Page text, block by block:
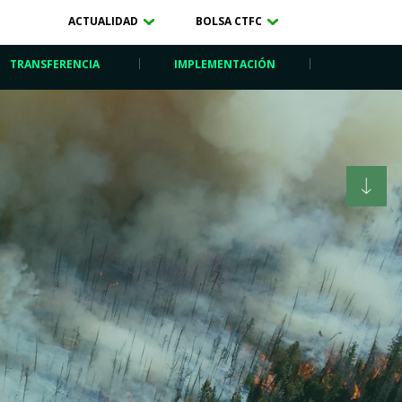
ACTUALIDAD BOLSA CTFC
TRANSFERENCIA IMPLEMENTACIÓN